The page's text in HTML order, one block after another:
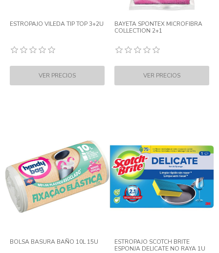
ESTROPAJO VILEDA TIP TOP 3+2U
BAYETA SPONTEX MICROFIBRA
COLLECTION 2+1
BOLSA BASURA BAÑO 10L 15U
ESTROPAJO SCOTCH BRITE
ESPONJA DELICATE NO RAYA 1U